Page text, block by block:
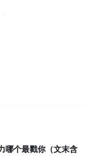
哪个最戳你（文末含